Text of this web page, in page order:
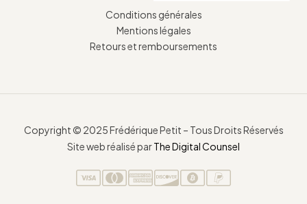
Conditions générales
Mentions légales
Retours et remboursements
Copyright © 2025 Frédérique Petit – Tous Droits Réservés
Site web réalisé parThe Digital Counsel